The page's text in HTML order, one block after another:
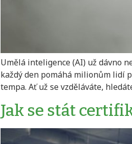
Umělá inteligence (AI) už dávno
každý den pomáhá milionům lidí
tempa. Ať už se vzděláváte,
Jak se stát